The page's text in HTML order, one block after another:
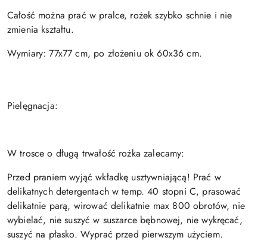
Całość można prać w pralce, rożek szybko schnie i nie
zmienia kształtu.
Wymiary: 77x77 cm, po złożeniu ok 60x36 cm.
Pielęgnacja:
W trosce o długą trwałość rożka zalecamy:
Przed praniem wyjąć wkładkę usztywniającą! Prać w
delikatnych detergentach w temp. 40 stopni C, prasować
delikatnie parą, wirować delikatnie max 800 obrotów, nie
wybielać, nie suszyć w suszarce bębnowej, nie wykręcać,
suszyć na płasko. Wyprać przed pierwszym użyciem.